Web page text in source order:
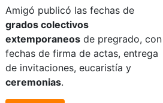
Amigó publicó las fechas de
grados colectivos
extemporaneos de pregrado, con
fechas de firma de actas, entrega
de invitaciones, eucaristía y
ceremonias.